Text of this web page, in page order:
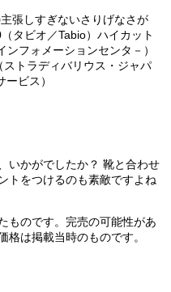
張しすぎないさりげなさが
タビオ／Tabio）ハイカット
フォメーションセンタ－）
トラディバリウス・ジャパ
ービス）
いかがでしたか？ 靴と合わせ
トをつけるのも素敵ですよね
ものです。完売の可能性があ
格は掲載当時のものです。